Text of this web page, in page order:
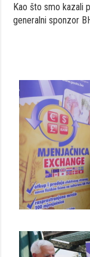
Kao što smo kazali
generalni sponzor